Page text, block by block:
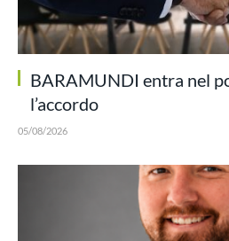
BARAMUNDI entra nel
l’accordo
05/08/2026